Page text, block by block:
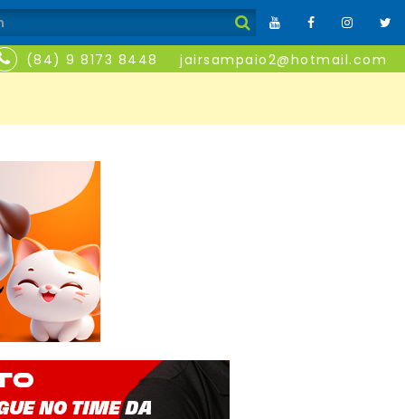
(84) 9 8173 8448 jairsampaio2@hotmail.com